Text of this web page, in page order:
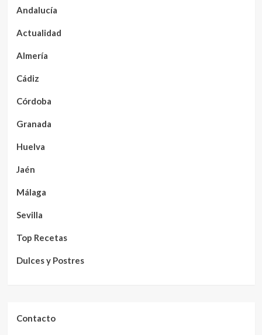
Andalucía
Actualidad
Almería
Cádiz
Córdoba
Granada
Huelva
Jaén
Málaga
Sevilla
Top Recetas
Dulces y Postres
Contacto